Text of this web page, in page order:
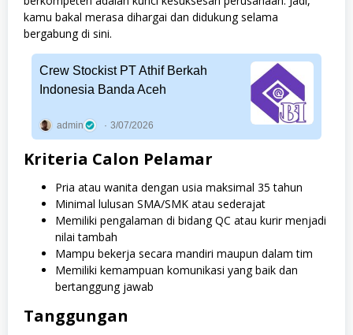
kamu bakal merasa dihargai dan didukung selama
bergabung di sini.
Crew Stockist PT Athif Berkah
Indonesia Banda Aceh
admin 3/07/2026
Kriteria Calon Pelamar
Pria atau wanita dengan usia maksimal 35 tahun
Minimal lulusan SMA/SMK atau sederajat
Memiliki pengalaman di bidang QC atau kurir menjadi
nilai tambah
Mampu bekerja secara mandiri maupun dalam tim
Memiliki kemampuan komunikasi yang baik dan
bertanggung jawab
Tanggungan